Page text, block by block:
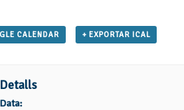
CALENDAR + EXPORTAR ICAL
Detalls
Data: